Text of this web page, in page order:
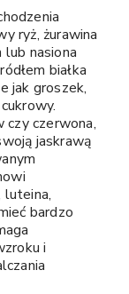
ryż, żurawina
lub nasiona
białka
jak groszek,
czy czerwona,
jaskrawą
bardzo
i